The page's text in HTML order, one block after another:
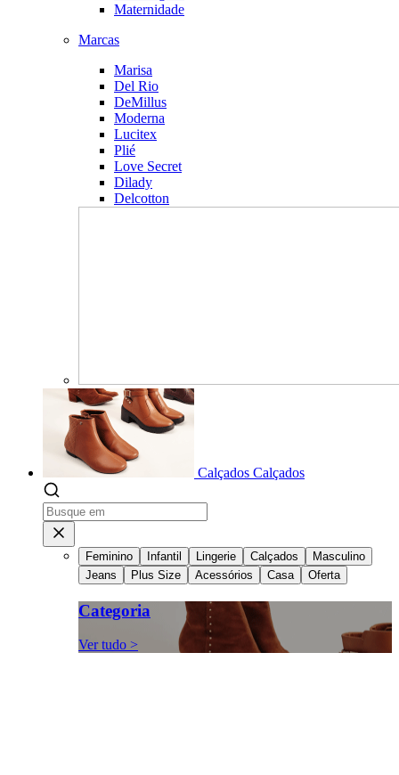
Maternidade
Marcas
Marisa
Del Rio
DeMillus
Moderna
Lucitex
Plié
Love Secret
Dilady
Delcotton
Calçados Calçados
Feminino Infantil Lingerie Calçados
Masculino
Jeans
Plus Size Acessórios Casa Oferta
Categoria
Ver tudo >